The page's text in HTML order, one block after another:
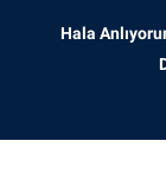
Hala